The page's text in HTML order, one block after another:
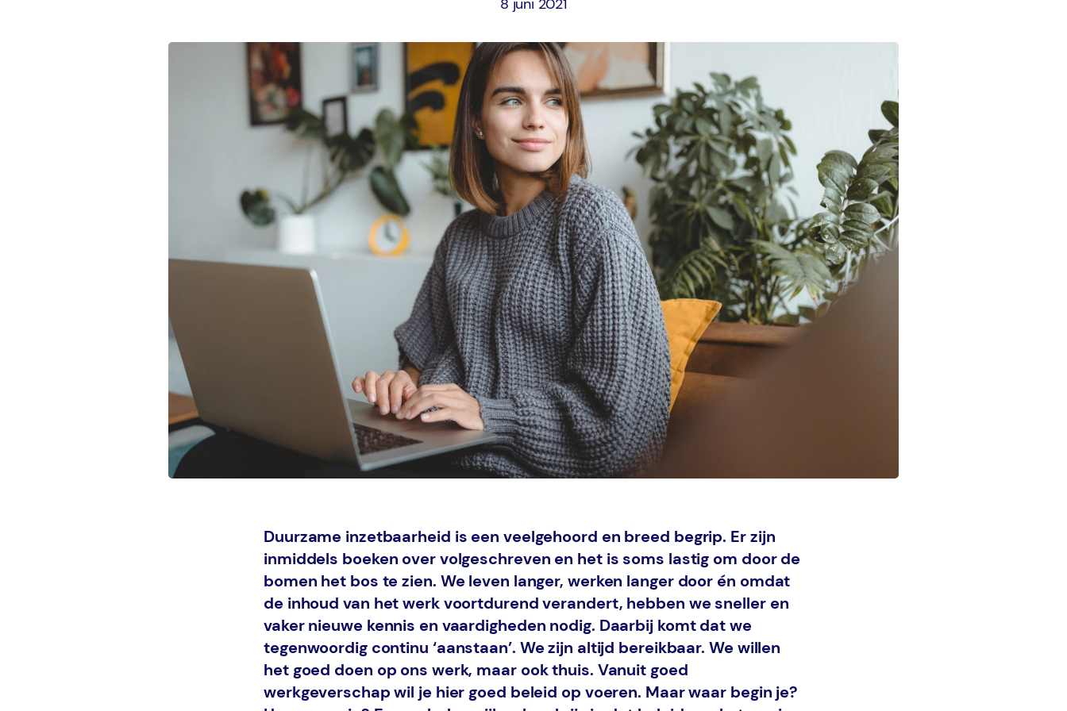
8 juni 2021
Duurzame inzetbaarheid is een veelgehoord en breed begrip. Er zijn
inmiddels boeken over volgeschreven en het is soms lastig om door de
bomen het bos te zien. We leven langer, werken langer door én omdat
de inhoud van het werk voortdurend verandert, hebben we sneller en
vaker nieuwe kennis en vaardigheden nodig. Daarbij komt dat we
tegenwoordig continu ‘aanstaan’. We zijn altijd bereikbaar. We willen
het goed doen op ons werk, maar ook thuis. Vanuit goed
werkgeverschap wil je hier goed beleid op voeren. Maar waar begin je?